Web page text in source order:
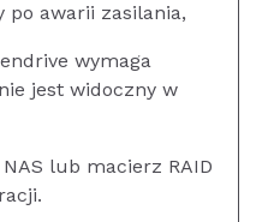
awarii zasilania,
wymaga
jest widoczny w
lub macierz RAID